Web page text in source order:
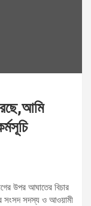
উপর আঘাতের বিচার
সংসদ সদস্য ও আওয়ামী